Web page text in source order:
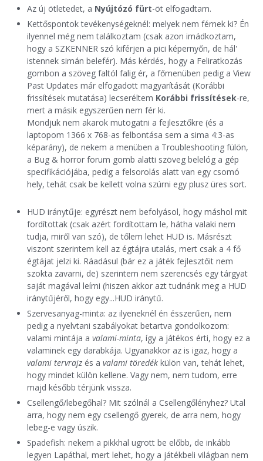
Az új ötletedet, a Nyújtózó fürt-öt elfogadtam.
Kettőspontok tevékenységeknél: melyek nem férnek ki? Én
ilyennel még nem találkoztam (csak azon imádkoztam,
hogy a SZKENNER szó kiférjen a pici képernyőn, de hál'
istennek simán belefér). Más kérdés, hogy a Feliratkozás
gombon a szöveg faltól falig ér, a főmenüben pedig a View
Past Updates már elfogadott magyarítását (Korábbi
frissítések mutatása) lecseréltem Korábbi frissítések-re,
mert a másik egyszerűen nem fér ki.
Mondjuk nem akarok mutogatni a fejlesztőkre (és a
laptopom 1366 x 768-as felbontása sem a sima 4:3-as
képarány), de nekem a menüben a Troubleshooting fülön,
a Bug & horror forum gomb alatti szöveg belelóg a gép
specifikációjába, pedig a felsorolás alatt van egy csomó
hely, tehát csak be kellett volna szúrni egy plusz üres sort.
HUD iránytűje: egyrészt nem befolyásol, hogy máshol mit
fordítottak (csak azért fordítottam le, hátha valaki nem
tudja, miről van szó), de tőlem lehet HUD is. Másrészt
viszont szerintem kell az égtájra utalás, mert csak a 4 fő
égtájat jelzi ki. Ráadásul (bár ez a játék fejlesztőit nem
szokta zavarni, de) szerintem nem szerencsés egy tárgyat
saját magával leírni (hiszen akkor azt tudnánk meg a HUD
iránytűjéről, hogy egy...HUD iránytű.
Szervesanyag-minta: az ilyeneknél én ésszerűen, nem
pedig a nyelvtani szabályokat betartva gondolkozom:
valami mintája a valami-minta, így a játékos érti, hogy ez a
valaminek egy darabkája. Ugyanakkor az is igaz, hogy a
valami tervrajz és a valami töredék külön van, tehát lehet,
hogy mindet külön kellene. Vagy nem, nem tudom, erre
majd később térjünk vissza.
Csellengő/lebegőhal? Mit szólnál a Csellengőlényhez? Utal
arra, hogy nem egy csellengő gyerek, de arra nem, hogy
lebeg-e vagy úszik.
Spadefish: nekem a pikkhal ugrott be előbb, de inkább
legyen Lapáthal, mert lehet, hogy a játékbeli világban nem